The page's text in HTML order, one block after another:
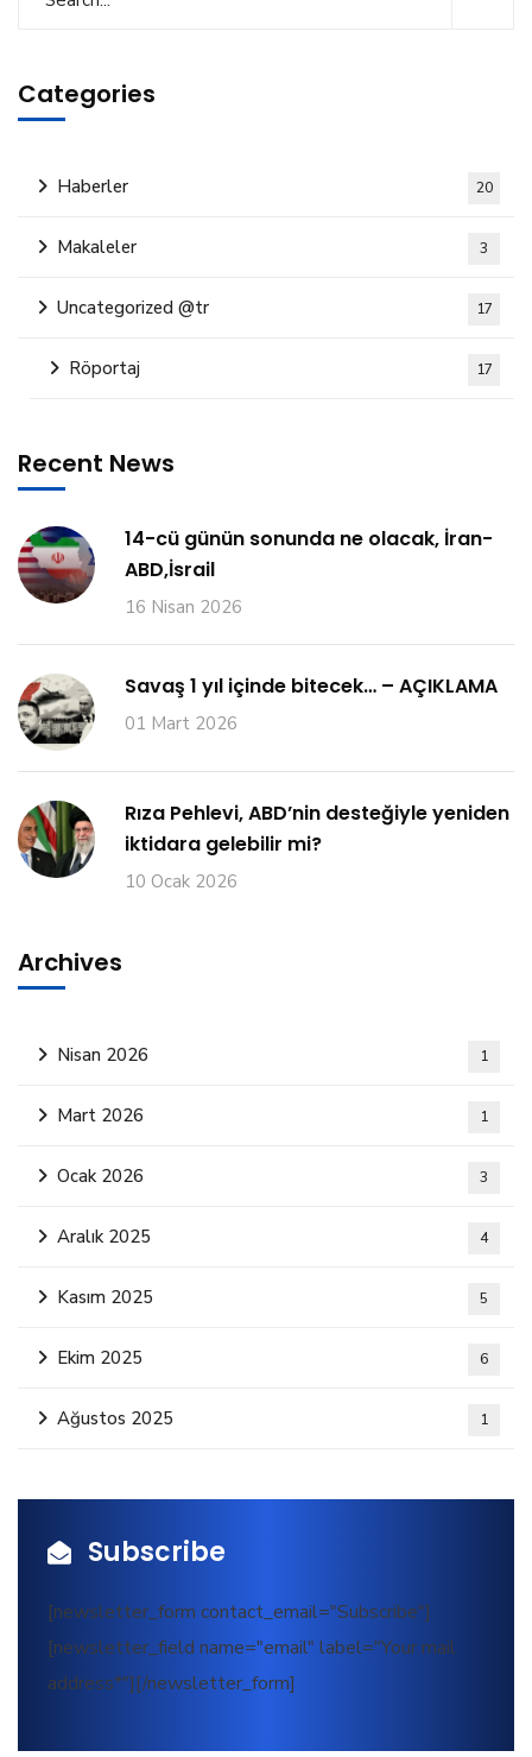
Categories
Haberler 20
Makaleler 3
Uncategorized @tr 17
Röportaj 17
Recent News
14-cü günün sonunda ne olacak, İran-
ABD,İsrail
16 Nisan 2026
Savaş 1 yıl içinde bitecek… – AÇIKLAMA
01 Mart 2026
Rıza Pehlevi, ABD’nin desteğiyle yeniden
iktidara gelebilir mi?
10 Ocak 2026
Archives
Nisan 2026 1
Mart 2026 1
Ocak 2026 3
Aralık 2025 4
Kasım 2025 5
Ekim 2025 6
Ağustos 2025 1
Subscribe
[newsletter_form contact_email="Subscribe"]
[newsletter_field name="email" label="Your mail
address*"][/newsletter_form]